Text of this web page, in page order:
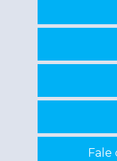
Recuperação de
Reparo em eletrônicos
Conserto máquina
Fale